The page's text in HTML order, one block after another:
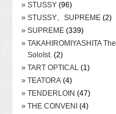
» STUSSY (96)
» STUSSY、SUPREME (2)
» SUPREME (339)
» TAKAHIROMIYASHITA The
SoloIst. (2)
» TART OPTICAL (1)
» TEATORA (4)
» TENDERLOIN (47)
» THE CONVENI (4)